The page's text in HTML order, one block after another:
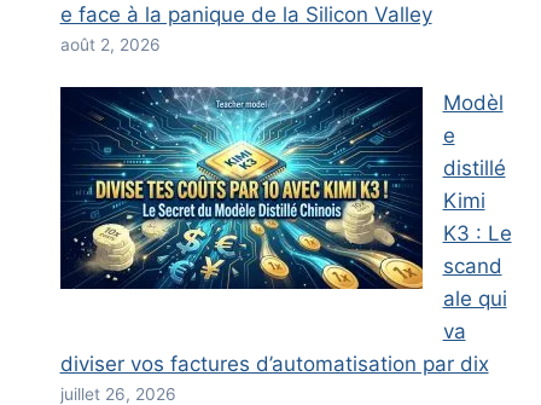
e face à la panique de la Silicon Valley
août 2, 2026
Modèl
e
distillé
Kimi
K3 : Le
scand
ale qui
va
diviser vos factures d’automatisation par dix
juillet 26, 2026